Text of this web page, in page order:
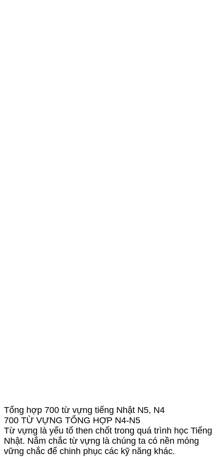
Tổng hợp 700 từ vựng tiếng Nhật N5, N4
700 TỪ VỰNG TỔNG HỢP N4-N5
Từ vựng là yếu tố then chốt trong quá trình học Tiếng
Nhật. Nắm chắc từ vựng là chúng ta có nền móng
vững chắc để chinh phục các kỹ năng khác.